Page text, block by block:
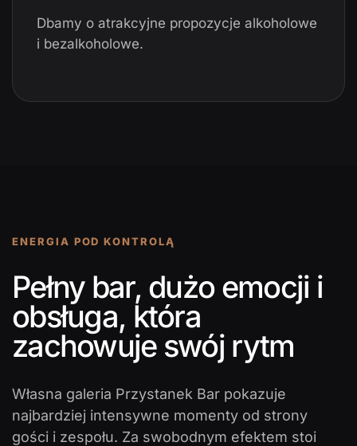
Dbamy o atrakcyjne propozycje alkoholowe
i bezalkoholowe.
ENERGIA POD KONTROLĄ
Pełny bar, dużo emocji i
obsługa, która
zachowuje swój rytm
Własna galeria Przystanek Bar pokazuje
najbardziej intensywne momenty od strony
gości i zespołu. Za swobodnym efektem stoi